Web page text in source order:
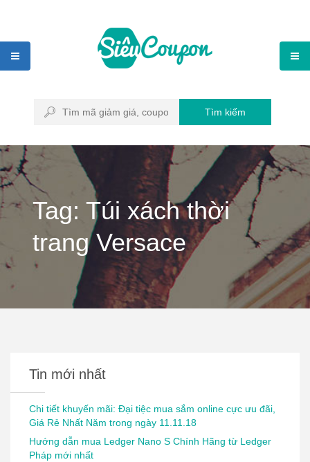
Tìm kiếm
Tag: Túi xách thời
trang Versace
Tin mới nhất
Chi tiết khuyến mãi: Đại tiệc mua sắm online cực ưu đãi,
Giá Rẻ Nhất Năm trong ngày 11.11.18
Hướng dẫn mua Ledger Nano S Chính Hãng từ Ledger
Pháp mới nhất